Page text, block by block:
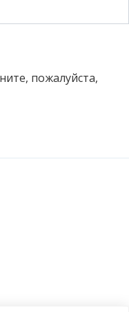
пожалуйста,